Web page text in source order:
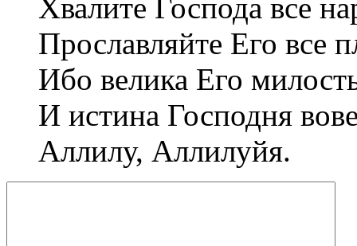
Хвалите Господа все
Прославляйте Его все
Ибо велика Его
И истина Господня
Аллилу, Аллилуйя.